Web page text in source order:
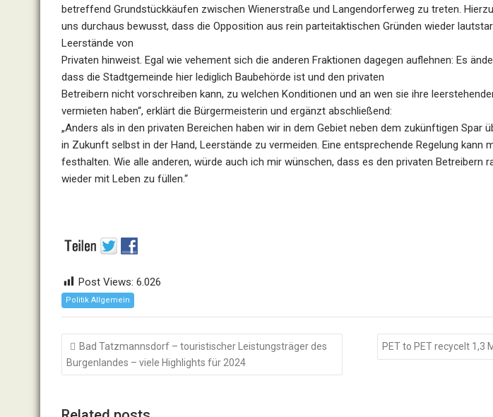
betreffend Grundstückkäufen zwischen Wienerstraße und Langendorferweg zu treten.
uns durchaus bewusst, dass die Opposition aus rein parteitaktischen Gründen wieder
Leerstände von
Privaten hinweist. Egal wie vehement sich die anderen Fraktionen dagegen auflehnen: Es
dass die Stadtgemeinde hier lediglich Baubehörde ist und den privaten
Betreibern nicht vorschreiben kann, zu welchen Konditionen und an wen sie ihre
vermieten haben“, erklärt die Bürgermeisterin und ergänzt abschließend:
„Anders als in den privaten Bereichen haben wir in dem Gebiet neben dem zukünftigen Spar
in Zukunft selbst in der Hand, Leerstände zu vermeiden. Eine entsprechende Regelung kann
festhalten. Wie alle anderen, würde auch ich mir wünschen, dass es den privaten Betreibern
wieder mit Leben zu füllen.“
Post Views: 6.026
Politik Allgemein
Beitragsnavigation
Bad Tatzmannsdorf – touristischer Leistungsträger des
Burgenlandes – viele Highlights für 2024
PET to PET recycelt 1,3